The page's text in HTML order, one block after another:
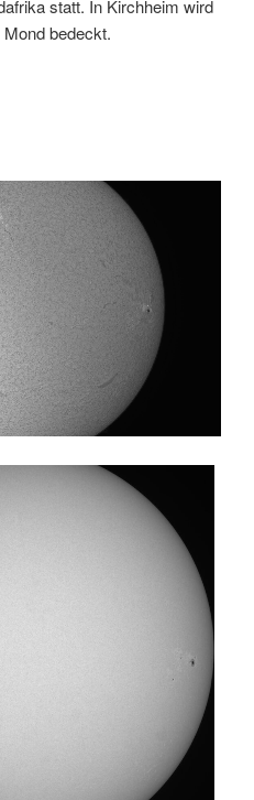
statt. In Kirchheim wird
bedeckt.